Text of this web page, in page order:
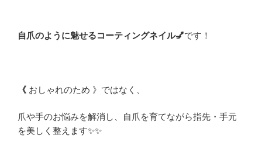
自爪のように魅せるコーティングネイル💅です！
《 おしゃれのため 》ではなく、
爪や手のお悩みを解消し、自爪を育てながら指先・手元
を美しく整えます✨✨